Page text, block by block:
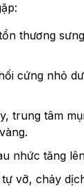
thương
cứng nhỏ
trung tâm
nhức tăng
vỡ, chảy